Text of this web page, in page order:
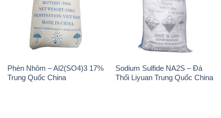
Phèn Nhôm – Al2(SO4)3 17%
Trung Quốc China
Sodium Sulfide NA2S – Đá
Thối Liyuan Trung Quốc China